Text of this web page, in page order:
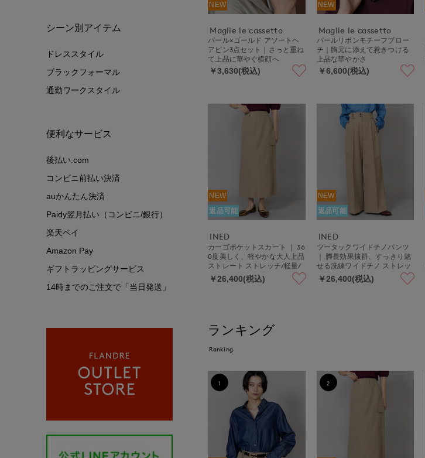
NEW
Maglie le cassetto
パール×ゴールド アソートヘ
アピン3点セット｜さっと重ね
て上品に華やぐ横顔へ
￥3,630(税込)
NEW
Maglie le cassetto
パールリボンモチーフブロー
チ｜胸元に添えて惹きつける
上品な華やかさ
￥6,600(税込)
NEW
返品可能
INED
カーゴポケットスカート ｜ 36
0度美しく、軽やかな大人上品
ストレート ストレッチ/軽量/
手洗い可/カーゴポケット
￥26,400(税込)
NEW
返品可能
INED
ツータックワイドチノパンツ
｜ 脚長効果抜群、すっきり魅
せる洗練ワイドチノ ストレッ
チ/軽量/手洗い可
￥26,400(税込)
ランキング
Ranking
1 2
シーン別アイテム
ドレススタイル
ブラックフォーマル
通勤ワークスタイル
便利なサービス
後払い.com
コンビニ前払い決済
auかんたん決済
Paidy翌月払い（コンビニ/銀行）
楽天ペイ
Amazon Pay
ギフトラッピングサービス
14時までのご注文で「当日発送」